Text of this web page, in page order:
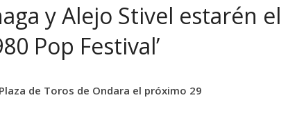
y Alejo Stivel estarén el
Pop Festival’
de Toros de Ondara el próximo 29